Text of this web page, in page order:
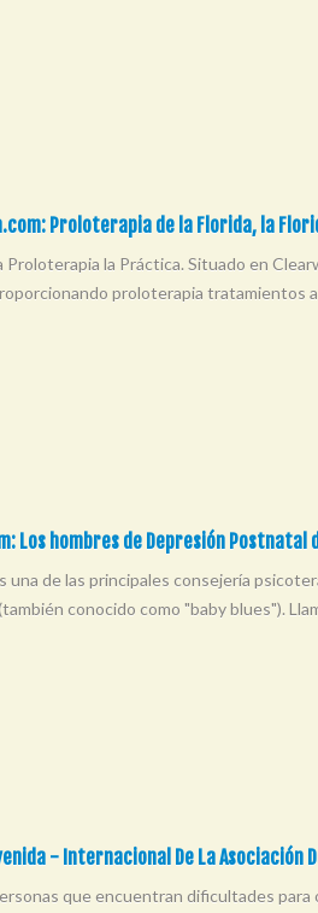
Proloterapia de la Florida, la
Proloterapia la Práctica. Situado en
proloterapia tratamientos
Los hombres de Depresión Postnatal
una de las principales consejería
conocido como "baby blues").
- Internacional De La Asociación
que encuentran dificultades